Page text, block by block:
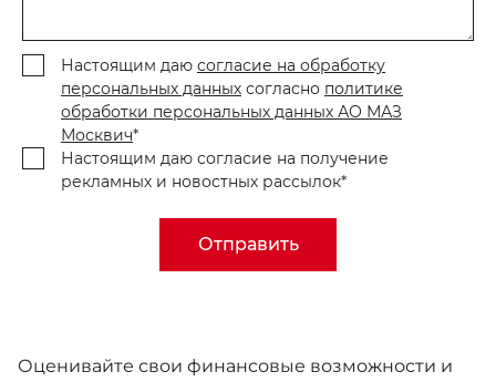
Настоящим даю согласие на обработку
персональных данных согласно политике
обработки персональных данных АО МАЗ
Москвич*
Настоящим даю согласие на получение
рекламных и новостных рассылок*
Отправить
Оценивайте свои финансовые возможности и